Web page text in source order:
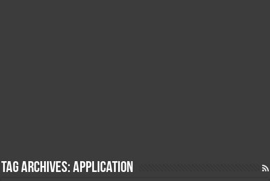
Tag Archives:application